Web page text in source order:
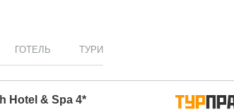
ГОТЕЛЬ ТУРИ